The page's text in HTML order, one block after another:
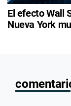
El efecto Wall
Nueva York